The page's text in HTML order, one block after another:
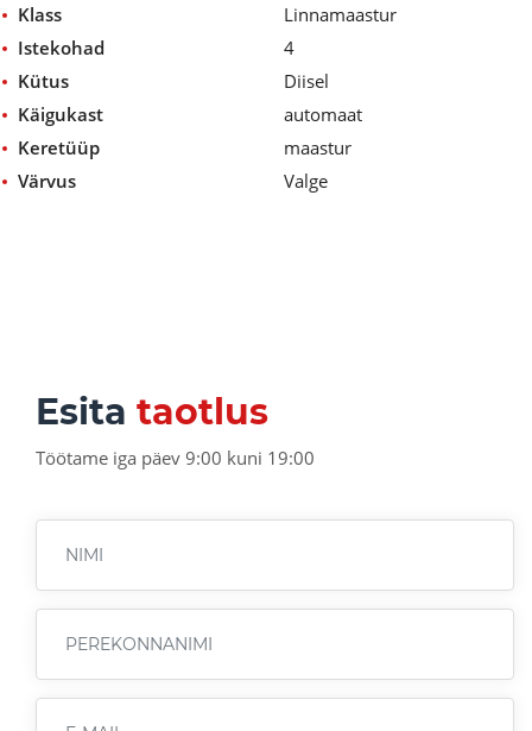
Klass
Linnamaastur
Istekohad
4
Kütus
Diisel
Käigukast
automaat
Keretüüp
maastur
Värvus
Valge
Esita taotlus
Töötame iga päev 9:00 kuni 19:00